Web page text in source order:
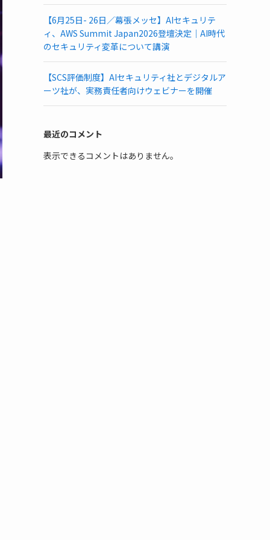
【6月25日- 26日／幕張メッセ】AIセキュリテ
ィ、AWS Summit Japan2026登壇決定｜AI時代
のセキュリティ変革について講演
【SCS評価制度】AIセキュリティ社とデジタルア
ーツ社が、実務責任者向けウェビナーを開催
最近のコメント
表示できるコメントはありません。